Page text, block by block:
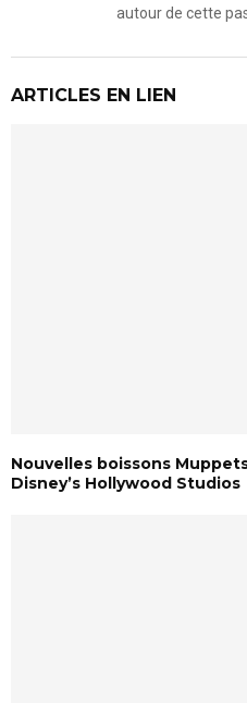
autour de cette
ARTICLES EN LIEN
Nouvelles boissons
Disney’s Hollywood Studios